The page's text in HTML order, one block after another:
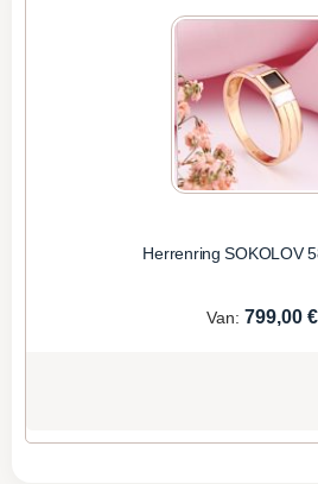
Herrenring SOKOLOV
Van: 799,00 €